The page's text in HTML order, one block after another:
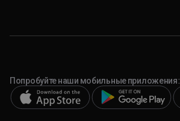
Попробуйте наши мобильные приложения: